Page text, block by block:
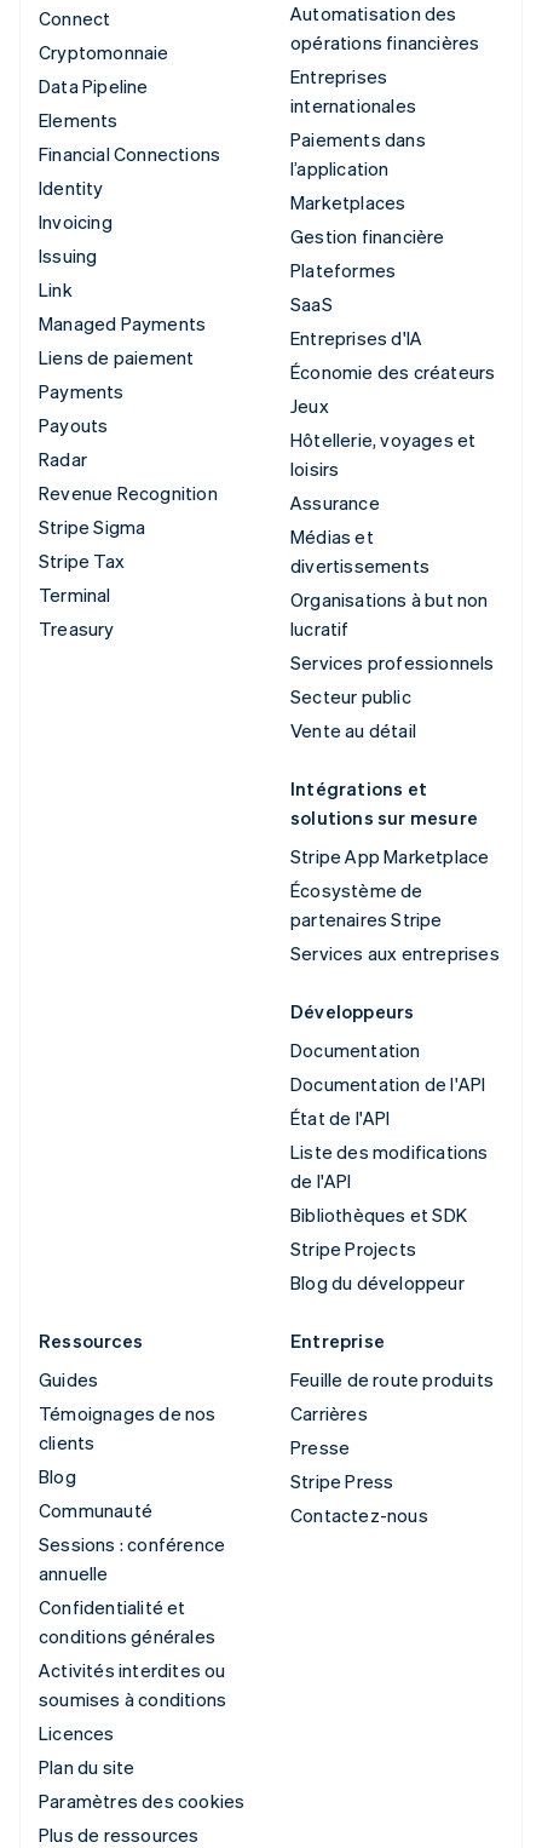
Connect
Cryptomonnaie
Data Pipeline
Elements
Financial Connections
Identity
Invoicing
Issuing
Link
Managed Payments
Liens de paiement
Payments
Payouts
Radar
Revenue Recognition
Stripe Sigma
Stripe Tax
Terminal
Treasury
Automatisation des
opérations financières
Entreprises
internationales
Paiements dans
l’application
Marketplaces
Gestion financière
Plateformes
SaaS
Entreprises d'IA
Économie des créateurs
Jeux
Hôtellerie, voyages et
loisirs
Assurance
Médias et
divertissements
Organisations à but non
lucratif
Services professionnels
Secteur public
Vente au détail
Intégrations et
solutions sur mesure
Stripe App Marketplace
Écosystème de
partenaires Stripe
Services aux entreprises
Développeurs
Documentation
Documentation de l'API
État de l'API
Liste des modifications
de l'API
Bibliothèques et SDK
Stripe Projects
Blog du développeur
Ressources
Guides
Témoignages de nos
clients
Blog
Communauté
Sessions : conférence
annuelle
Confidentialité et
conditions générales
Activités interdites ou
soumises à conditions
Licences
Plan du site
Paramètres des cookies
Plus de ressources
Entreprise
Feuille de route produits
Carrières
Presse
Stripe Press
Contactez-nous